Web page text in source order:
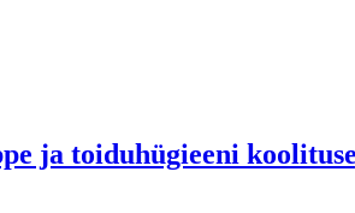
ja toiduhügieeni